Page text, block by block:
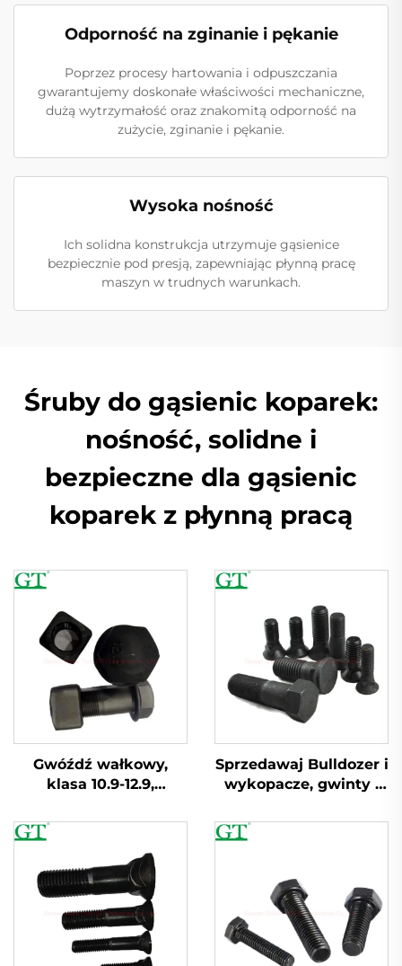
Odporność na zginanie i pękanie
Poprzez procesy hartowania i odpuszczania
gwarantujemy doskonałe właściwości mechaniczne,
dużą wytrzymałość oraz znakomitą odporność na
zużycie, zginanie i pękanie.
Wysoka nośność
Ich solidna konstrukcja utrzymuje gąsienice
bezpiecznie pod presją, zapewniając płynną pracę
maszyn w trudnych warunkach.
Śruby do gąsienic koparek:
nośność, solidne i
bezpieczne dla gąsienic
koparek z płynną pracą
Gwóźdź wałkowy,
klasa 10.9-12.9,
Sprzedawaj Bulldozer i
wykopacze, gwinty i
tarczy torowej, ostrza